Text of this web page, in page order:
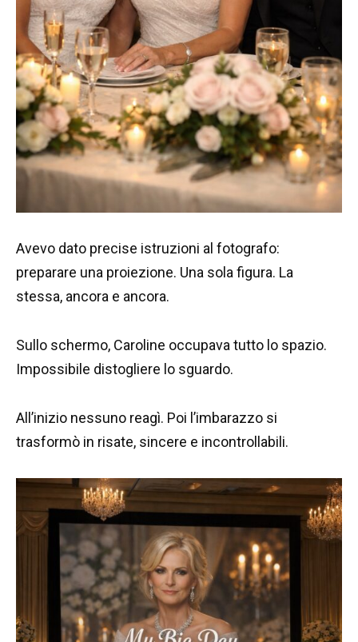
Avevo dato precise istruzioni al fotografo:
preparare una proiezione. Una sola figura. La
stessa, ancora e ancora.
Sullo schermo, Caroline occupava tutto lo spazio.
Impossibile distogliere lo sguardo.
All’inizio nessuno reagì. Poi l’imbarazzo si
trasformò in risate, sincere e incontrollabili.